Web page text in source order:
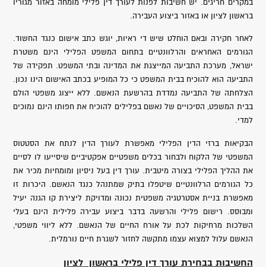
במקרים חריגים. יש חשיבות לפנות לעורך דין פלילי מומחה באזור מגוריו
בראשון לציון או באזור ביצוע העבירה.
לאחר חקירה ובאם הוחלט שיש די ראיות, יוגש כתב אישום כנגד החשוד.
הגורמים האחראים והרלוונטיים בתחום המשפט הפלילי הינם משטרת
ישראל, מערכת התביעה המייצגת את המדינה ובתי המשפט. תפקידה של
התביעה הוא להוכיח בבית המשפט כי כל המופיע בכתב האישום הינו נכון.
הצלחתה של התביעה נמדדת בהרשעת הנאשם. ללא ייצוג משפטי הולם
בבית המשפט, הסיכויים של נאשם בפלילים להוכיח את חפותו הינם נמוכים
למדי.
הבקיאות ברזי הדין הפלילי מאפשרת לעורך הדין לנתח את הסטטוס
המשפטי של הלקוח ולבחור בכלים משפטיים אפקטיביים שיסייעו לו לסיים
את ההליך הפלילי בצורה מיטבית. עורך דין בעל ניסיון ומומחיות מכיר את
כל הגורמים הרלוונטיים שיטפלו בתיק שמתנהל כנגד הנאשם. היכרות זו
מאפשרת בניית אסטרטגיה משפטית נכונה ומדויקת ליצירת קו הגנה יעיל
ומבוסס. רישום פלילי והרשעה בדבר ביצוע עבירה פלילית הינם בעלי
השלכות מרחיקות לכת על אורח החיים של הנאשם. ללא ליווי משפטי,
הנאשם עלול למצוא עצמו מתקשה לחזור לשגרת חיים נורמלית.
החשיבות בבחירת עורך דין פלילי בראשון לציון